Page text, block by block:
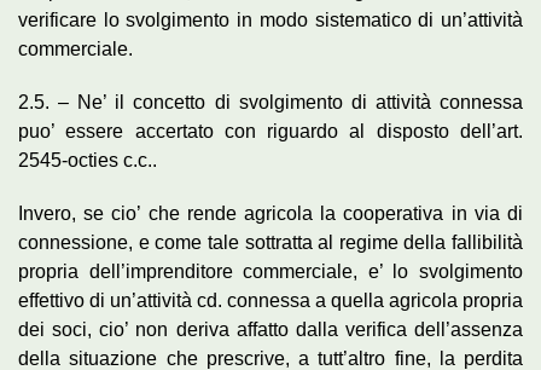
verificare lo svolgimento in modo sistematico di un’attività
commerciale.
2.5. – Ne’ il concetto di svolgimento di attività connessa
puo’ essere accertato con riguardo al disposto dell’art.
2545-octies c.c..
Invero, se cio’ che rende agricola la cooperativa in via di
connessione, e come tale sottratta al regime della fallibilità
propria dell’imprenditore commerciale, e’ lo svolgimento
effettivo di un’attività cd. connessa a quella agricola propria
dei soci, cio’ non deriva affatto dalla verifica dell’assenza
della situazione che prescrive, a tutt’altro fine, la perdita